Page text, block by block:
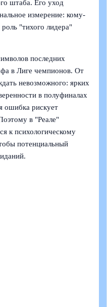
штаба. Его уход
измерение: кому-
"тихого лидера"
последних
в Лиге чемпионов. От
невозможного: ярких
в полуфиналах
ошибка рискует
в "Реале"
к психологическому
потенциальный